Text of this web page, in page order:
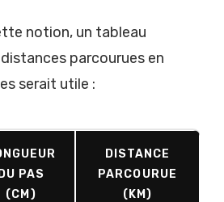
notion, un tableau
parcourues en
serait utile :
DU PAS
(CM)
DISTANCE
PARCOURUE
(KM)